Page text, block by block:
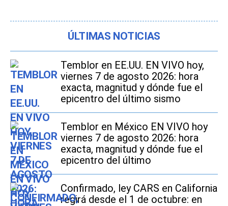
ÚLTIMAS NOTICIAS
Temblor en EE.UU. EN VIVO hoy,
viernes 7 de agosto 2026: hora
exacta, magnitud y dónde fue el
epicentro del último sismo
Temblor en México EN VIVO hoy
viernes 7 de agosto 2026: hora
exacta, magnitud y dónde fue el
epicentro del último
Confirmado, ley CARS en California
regirá desde el 1 de octubre: en